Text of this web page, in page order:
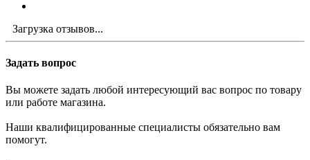
Загрузка отзывов...
Задать вопрос
Вы можете задать любой интересующий вас вопрос по товару
или работе магазина.
Наши квалифицированные специалисты обязательно вам
помогут.